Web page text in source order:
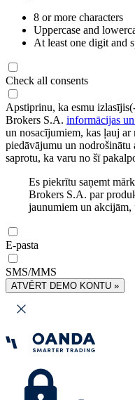
8 or more characters
Uppercase and
At least one digit and
Check all consents
Apstiprinu, ka esmu
Brokers S.A. informācijas
un nosacījumiem, kas ļauj ar
piedāvājumu un
saprotu, ka varu no šī
Es piekrītu saņemt
Brokers S.A. par
jaunumiem un
E-pasta
SMS/MMS
ATVĒRT DEMO KONTU »